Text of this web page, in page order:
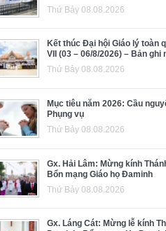
Thứ Bảy 08.08.2026
Kết thúc Đại hội Giáo lý toàn
VII (03 – 06/8/2026) – Bản ghi
Thứ Bảy 08.08.2026
Mục tiêu năm 2026: Cầu
Phụng vụ
Thứ Bảy 08.08.2026
Gx. Hải Lâm: Mừng kính
Bổn mạng Giáo họ Đaminh
Thứ Bảy 08.08.2026
Gx. Láng Cát: Mừng lễ kính